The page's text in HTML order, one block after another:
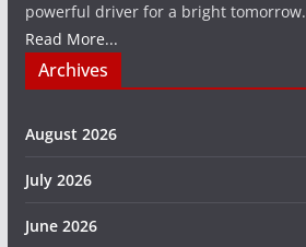
powerful driver for a bright tomorrow.
Read More...
Archives
August 2026
July 2026
June 2026